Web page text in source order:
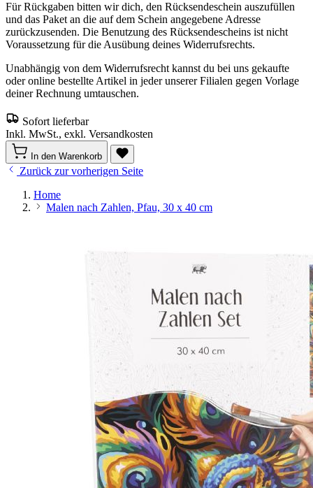
Für Rückgaben bitten wir dich, den Rücksendeschein auszufüllen
und das Paket an die auf dem Schein angegebene Adresse
zurückzusenden. Die Benutzung des Rücksendescheins ist nicht
Voraussetzung für die Ausübung deines Widerrufsrechts.
Unabhängig von dem Widerrufsrecht kannst du bei uns gekaufte
oder online bestellte Artikel in jeder unserer Filialen gegen Vorlage
deiner Rechnung umtauschen.
Sofort lieferbar
Inkl. MwSt., exkl. Versandkosten
In den Warenkorb
Zurück zur vorherigen Seite
Home
Malen nach Zahlen, Pfau, 30 x 40 cm